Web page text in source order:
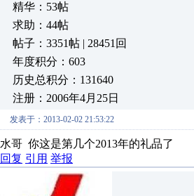
精华：53帖
求助：44帖
帖子：3351帖 | 28451回
年度积分：603
历史总积分：131640
注册：2006年4月25日
发表于：2013-02-02 21:53:22
水哥 你这是第几个2013年的礼品了
回复 引用 举报